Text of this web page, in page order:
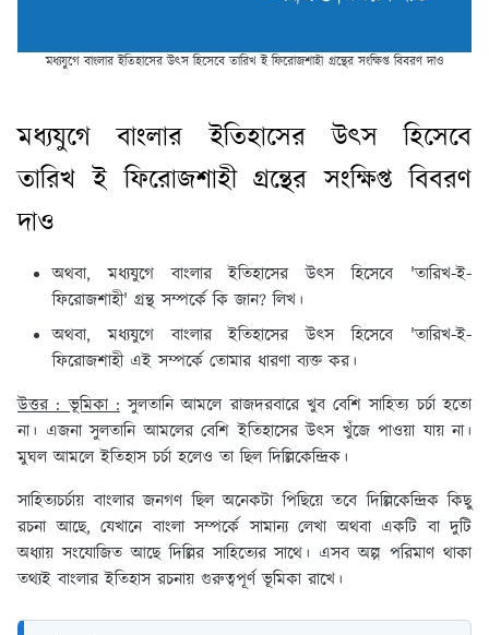
মধ্যযুগে বাংলার ইতিহাসের উৎস হিসেবে তারিখ ই ফিরোজশাহী গ্রন্থের সংক্ষিপ্ত বিবরণ দাও
মধ্যযুগে বাংলার ইতিহাসের উৎস হিসেবে
তারিখ ই ফিরোজশাহী গ্রন্থের সংক্ষিপ্ত বিবরণ
দাও
অথবা, মধ্যযুগে বাংলার ইতিহাসের উৎস হিসেবে 'তারিখ-ই-
ফিরোজশাহী' গ্রন্থ সম্পর্কে কি জান? লিখ।
অথবা, মধ্যযুগে বাংলার ইতিহাসের উৎস হিসেবে 'তারিখ-ই-
ফিরোজশাহী এই সম্পর্কে তোমার ধারণা ব্যক্ত কর।
উত্তর : ভূমিকা :সুলতানি আমলে রাজদরবারে খুব বেশি সাহিত্য চর্চা হতো
না। এজনা সুলতানি আমলের বেশি ইতিহাসের উৎস খুঁজে পাওয়া যায় না।
মুঘল আমলে ইতিহাস চর্চা হলেও তা ছিল দিল্লিকেন্দ্রিক।
সাহিত্যচর্চায় বাংলার জনগণ ছিল অনেকটা পিছিয়ে তবে দিল্লিকেন্দ্রিক কিছু
রচনা আছে, যেখানে বাংলা সম্পর্কে সামান্য লেখা অথবা একটি বা দুটি
অধ্যায় সংযোজিত আছে দিল্লির সাহিত্যের সাথে। এসব অল্প পরিমাণ থাকা
তথ্যই বাংলার ইতিহাস রচনায় গুরুত্বপূর্ণ ভূমিকা রাখে।